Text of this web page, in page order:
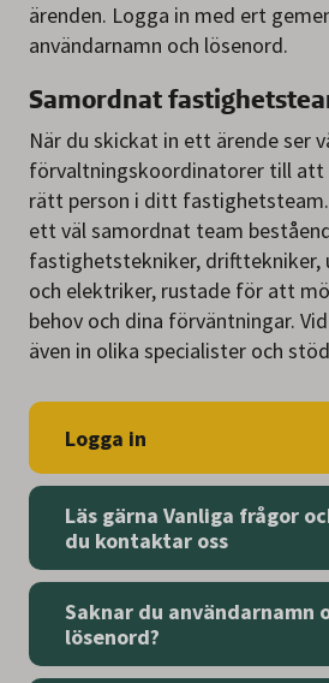
ärenden. Logga in med ert
användarnamn och lösenord.
Samordnat
När du skickat in ett ärende ser
förvaltningskoordinatorer till att
rätt person i ditt fastighetsteam.
ett väl samordnat team
fastighetstekniker,
och elektriker, rustade för att
behov och dina förväntningar.
även in olika specialister och
Logga in
Läs gärna Vanliga frågor
du kontaktar oss
Saknar du användarnamn
lösenord?